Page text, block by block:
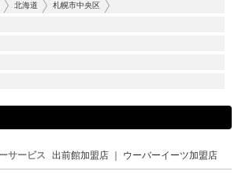
北海道 札幌市中央区
サービス 出前館加盟店 ウーバーイーツ加盟店